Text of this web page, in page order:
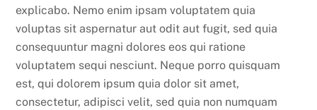
explicabo. Nemo enim ipsam voluptatem quia
voluptas sit aspernatur aut odit aut fugit, sed quia
consequuntur magni dolores eos qui ratione
voluptatem sequi nesciunt. Neque porro quisquam
est, qui dolorem ipsum quia dolor sit amet,
consectetur, adipisci velit, sed quia non numquam